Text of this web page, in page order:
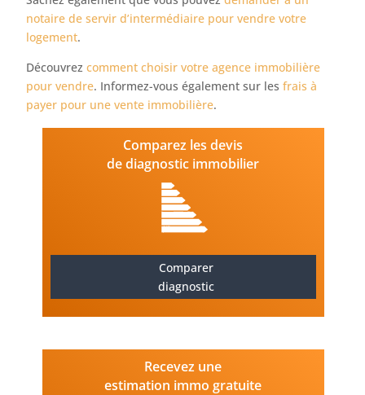
notaire de servir d’intermédiaire pour vendre votre
logement.
Découvrezcomment choisir votre agence immobilière
pour vendre. Informez-vous également sur lesfrais à
payer pour une vente immobilière.
Comparez les devis
de diagnostic immobilier
Comparer
diagnostic
Recevez une
estimation immo gratuite